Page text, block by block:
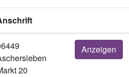
20
Anzeigen